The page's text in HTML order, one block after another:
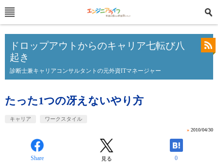
ドロップアウトからのキャリア七転び八
起き
診断士兼キャリアコンサルタントの元外資ITマネージャー
たった1つの冴えないやり方
キャリア ワークスタイル
» 2010/04/30
Share 見る 0